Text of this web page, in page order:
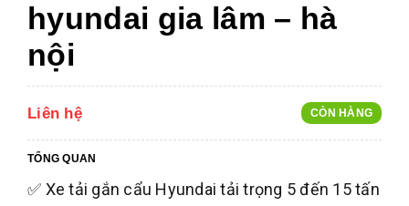
hyundai gia lâm – hà
nội
Liên hệ CÒN HÀNG
TỔNG QUAN
✅ Xe tải gắn cẩu Hyundai tải trọng 5 đến 15 tấn